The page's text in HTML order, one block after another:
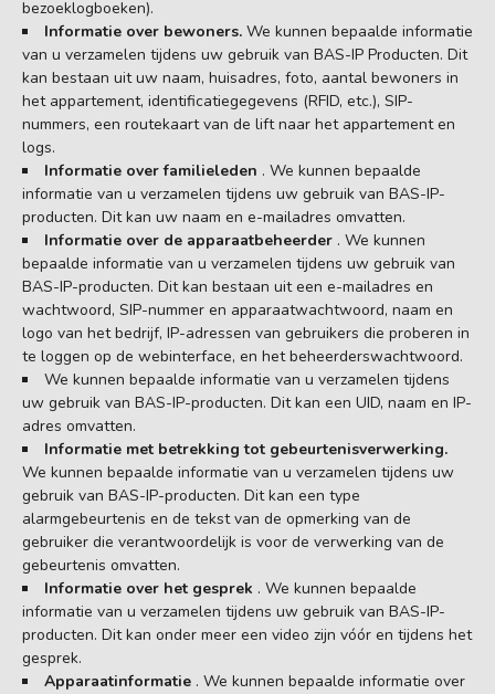
bezoeklogboeken).
Informatie over bewoners. We kunnen bepaalde informatie
van u verzamelen tijdens uw gebruik van BAS-IP Producten. Dit
kan bestaan uit uw naam, huisadres, foto, aantal bewoners in
het appartement, identificatiegegevens (RFID, etc.), SIP-
nummers, een routekaart van de lift naar het appartement en
logs.
Informatie over familieleden . We kunnen bepaalde
informatie van u verzamelen tijdens uw gebruik van BAS-IP-
producten. Dit kan uw naam en e-mailadres omvatten.
Informatie over de apparaatbeheerder . We kunnen
bepaalde informatie van u verzamelen tijdens uw gebruik van
BAS-IP-producten. Dit kan bestaan uit een e-mailadres en
wachtwoord, SIP-nummer en apparaatwachtwoord, naam en
logo van het bedrijf, IP-adressen van gebruikers die proberen in
te loggen op de webinterface, en het beheerderswachtwoord.
We kunnen bepaalde informatie van u verzamelen tijdens
uw gebruik van BAS-IP-producten. Dit kan een UID, naam en IP-
adres omvatten.
Informatie met betrekking tot gebeurtenisverwerking.
We kunnen bepaalde informatie van u verzamelen tijdens uw
gebruik van BAS-IP-producten. Dit kan een type
alarmgebeurtenis en de tekst van de opmerking van de
gebruiker die verantwoordelijk is voor de verwerking van de
gebeurtenis omvatten.
Informatie over het gesprek . We kunnen bepaalde
informatie van u verzamelen tijdens uw gebruik van BAS-IP-
producten. Dit kan onder meer een video zijn vóór en tijdens het
gesprek.
Apparaatinformatie . We kunnen bepaalde informatie over